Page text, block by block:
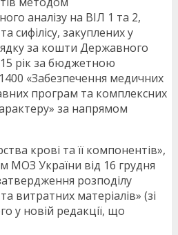
аналізу на ВІЛ 1 та 2,
сифілісу, закуплених у
за кошти Державного
рік за бюджетною
«Забезпечення медичних
програм та комплексних
за напрямом
крові та її компонентів»,
МОЗ України від 16 грудня
розподілу
витратних матеріалів» (зі
у новій редакції, що